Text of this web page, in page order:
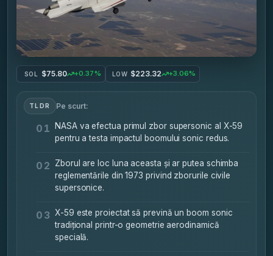
SOL $75.80 +0.37% LOW $223.32 +3.06%
TLDR Pe scurt:
01
NASA va efectua primul zbor supersonic al X-59
pentru a testa impactul boomului sonic redus.
02
Zborul are loc luna aceasta și ar putea schimba
reglementările din 1973 privind zborurile civile
supersonice.
03 X-59 este proiectat să prevină un boom sonic
tradițional printr-o geometrie aerodinamică
specială.